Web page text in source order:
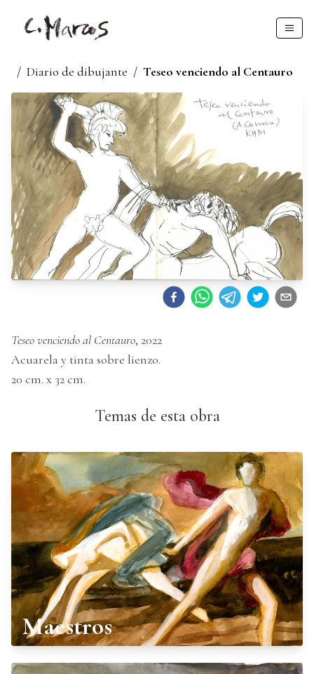
/ Diario de dibujante / Teseo venciendo al Centauro
Teseo venciendo al Centauro, 2022
Acuarela y tinta sobre lienzo.
20 cm. x 32cm.
Temas de esta obra
Maestros